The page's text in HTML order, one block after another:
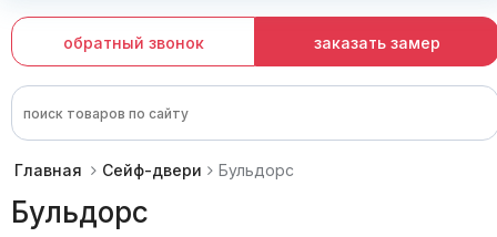
обратный звонок заказать замер
Главная Сейф-двери Бульдорс
Бульдорс